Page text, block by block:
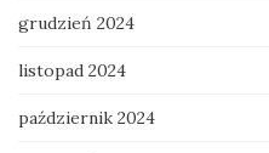
grudzień 2024
listopad 2024
październik 2024